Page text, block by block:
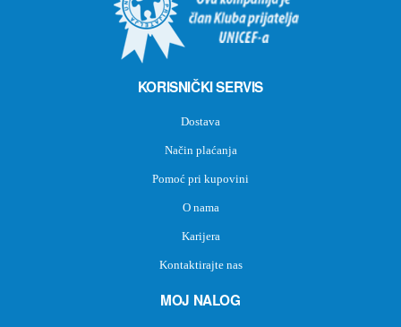
KORISNIČKI SERVIS
Dostava
Način plaćanja
Pomoć pri kupovini
O nama
Karijera
Kontaktirajte nas
MOJ NALOG